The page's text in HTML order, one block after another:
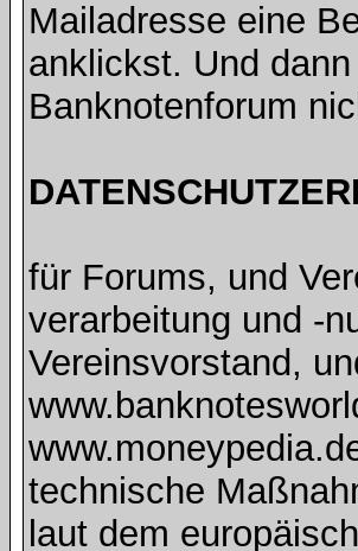
Mailadresse eine
anklickst. Und
Banknotenforum
für Forums, und
verarbeitung und -
Vereinsvorstand,
technische
laut dem